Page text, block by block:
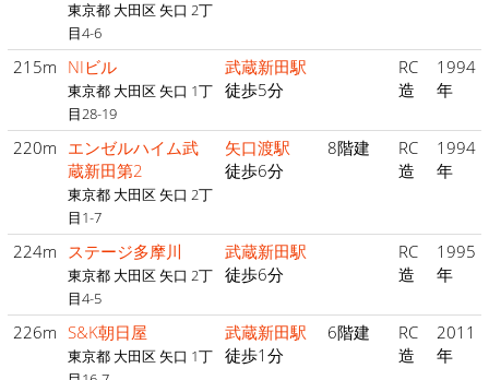
東京都 大田区 矢口 2丁
目4-6
215m NIビル
東京都 大田区 矢口 1丁
目28-19
武蔵新田駅
徒歩5分
RC
造
1994
年
220m エンゼルハイム武
蔵新田第2
東京都 大田区 矢口 2丁
目1-7
矢口渡駅
徒歩6分
8階建
RC
造
1994
年
224m ステージ多摩川
東京都 大田区 矢口 2丁
目4-5
武蔵新田駅
徒歩6分
RC
造
1995
年
226m S&K朝日屋
東京都 大田区 矢口 1丁
武蔵新田駅
徒歩1分
6階建
RC
造
2011
年